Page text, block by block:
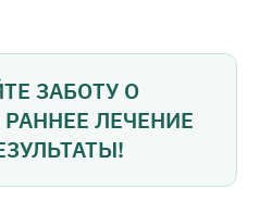
ЗАБОТУ О
ЛЕЧЕНИЕ